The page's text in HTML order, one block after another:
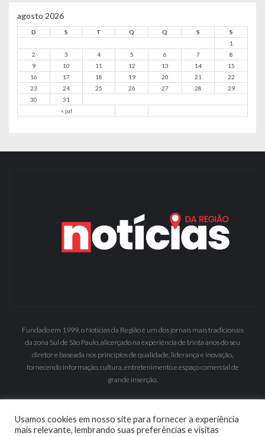
agosto 2026
D S T Q Q S S
« jul
1
2
3 4 5 6 7
8
9
10 11 12 13 14
15
16
17 18 19 20 21
22
23
24 25 26 27 28
29
30
31
Fundado em 1999, o Notícias da Região é um dos jornais mais tradicionais
da zona Sul de São Paulo, alicerçado na experiência de trinta anos do seu
diretor e baseada nos princípios de qualidade, liderança e inovação,
fornecendo informação, cultura, entretenimento e espaço comercial de
grande inserção.
Usamos cookies em nosso site para fornecer a experiência
mais relevante, lembrando suas preferências e visitas